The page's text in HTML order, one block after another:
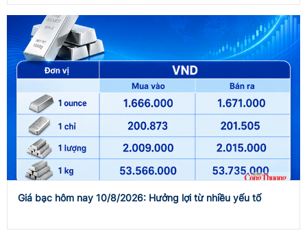
Giá bạc hôm nay 10/8/2026: Hưởng lợi từ nhiều yếu tố